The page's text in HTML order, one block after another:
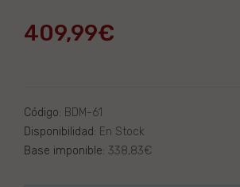
409,99€
Código: BDM-61
Disponibilidad: En Stock
Base imponible: 338,83€